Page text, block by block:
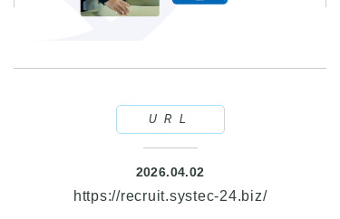
URL
2026.04.02
https://recruit.systec-24.biz/